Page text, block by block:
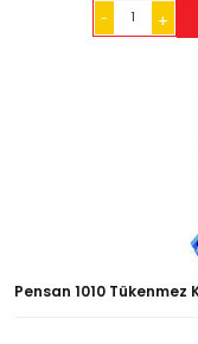
- +
Pensan 1010 Tükenmez